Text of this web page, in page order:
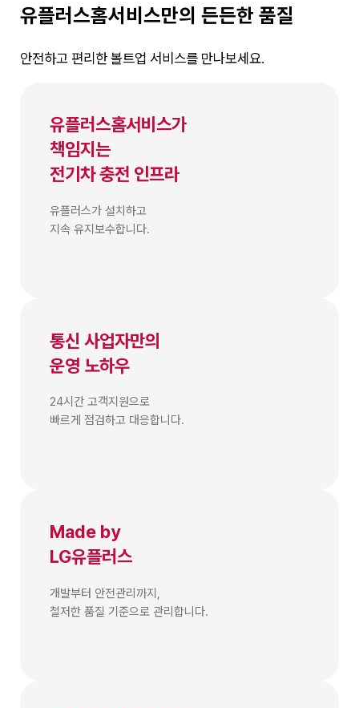
유플러스홈서비스만의 든든한 품질
안전하고 편리한 볼트업 서비스를 만나보세요.
유플러스홈서비스가
책임지는
전기차 충전 인프라
유플러스가 설치하고
지속 유지보수합니다.
통신 사업자만의
운영 노하우
24시간 고객지원으로
빠르게 점검하고 대응합니다.
Made by
LG유플러스
개발부터 안전관리까지,
철저한 품질 기준으로 관리합니다.